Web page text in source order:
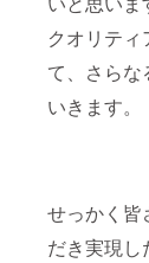
クオリティ
て、さら
いきます。
せっかく皆
だき実現